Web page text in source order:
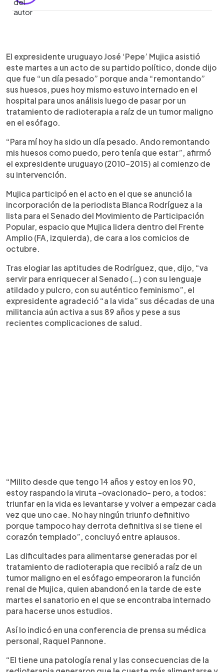
Escuchar artículo
El expresidente uruguayo José ‘Pepe’ Mujica asistió
este martes a un acto de su partido político, donde dijo
que fue “un día pesado” porque anda “remontando”
sus huesos, pues hoy mismo estuvo internado en el
hospital para unos análisis luego de pasar por un
tratamiento de radioterapia a raíz de un tumor maligno
en el esófago.
“Para mí hoy ha sido un día pesado. Ando remontando
mis huesos como puedo, pero tenía que estar”, afirmó
el expresidente uruguayo (2010-2015) al comienzo de
su intervención.
Mujica participó en el acto en el que se anunció la
incorporación de la periodista Blanca Rodríguez a la
lista para el Senado del Movimiento de Participación
Popular, espacio que Mujica lidera dentro del Frente
Amplio (FA, izquierda), de cara a los comicios de
octubre.
Tras elogiar las aptitudes de Rodríguez, que, dijo, “va
servir para enriquecer al Senado (…) con su lenguaje
atildado y pulcro, con su auténtico feminismo”, el
expresidente agradeció “a la vida” sus décadas de una
militancia aún activa a sus 89 años y pese a sus
recientes complicaciones de salud.
“Milito desde que tengo 14 años y estoy en los 90,
estoy raspando la viruta -ovacionado- pero, a todos:
triunfar en la vida es levantarse y volver a empezar cada
vez que uno cae. No hay ningún triunfo definitivo
porque tampoco hay derrota definitiva si se tiene el
corazón templado”, concluyó entre aplausos.
Las dificultades para alimentarse generadas por el
tratamiento de radioterapia que recibió a raíz de un
tumor maligno en el esófago empeoraron la función
renal de Mujica, quien abandonó en la tarde de este
martes el sanatorio en el que se encontraba internado
para hacerse unos estudios.
Así lo indicó en una conferencia de prensa su médica
personal, Raquel Pannone.
“El tiene una patología renal y las consecuencias de la